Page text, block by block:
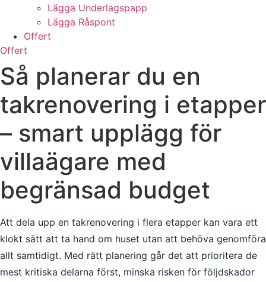
Lägga Underlagspapp
Lägga Råspont
Offert
Offert
Så planerar du en
takrenovering i etapper
– smart upplägg för
villaägare med
begränsad budget
Att dela upp en takrenovering i flera etapper kan vara ett
klokt sätt att ta hand om huset utan att behöva genomföra
allt samtidigt. Med rätt planering går det att prioritera de
mest kritiska delarna först, minska risken för följdskador